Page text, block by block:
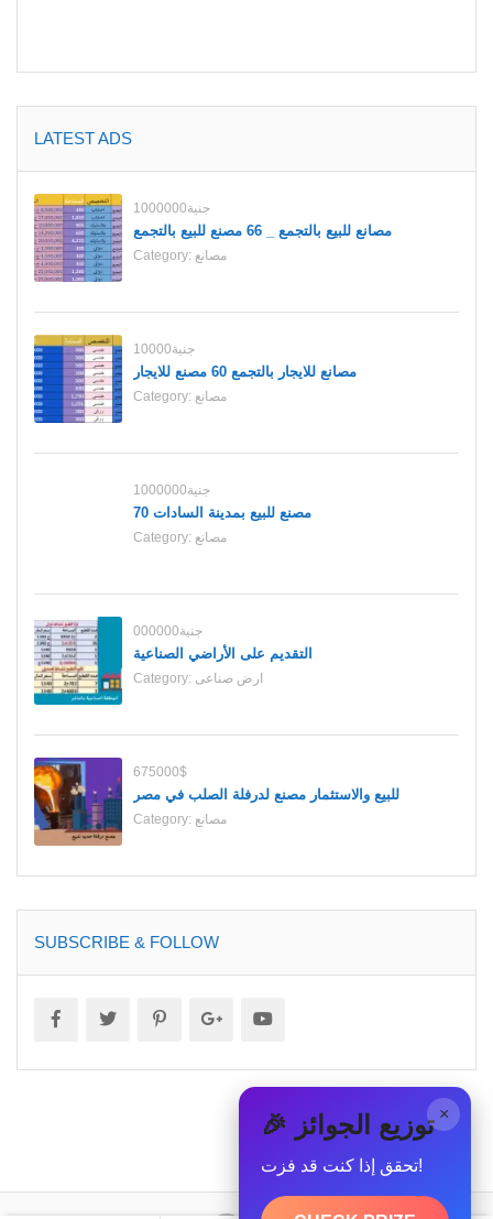
LATEST ADS
1000000جنية
مصانع للبيع بالتجمع _ 66 مصنع للبيع بالتجمع
Category: مصانع
10000جنية
مصانع للايجار بالتجمع 60 مصنع للايجار
Category: مصانع
1000000جنية
70 مصنع للبيع بمدينة السادات
Category: مصانع
000000جنية
التقديم على الأراضي الصناعية
Category: ارض صناعى
675000$
للبيع والاستثمار مصنع لدرفلة الصلب في مصر
Category: مصانع
SUBSCRIBE & FOLLOW
× 🎉 توزيع الجوائز
تحقق إذا كنت قد فزت!